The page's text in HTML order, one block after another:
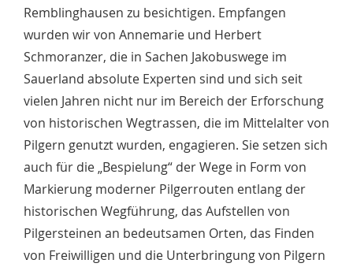
Remblinghausen zu besichtigen. Empfangen
wurden wir von Annemarie und Herbert
Schmoranzer, die in Sachen Jakobuswege im
Sauerland absolute Experten sind und sich seit
vielen Jahren nicht nur im Bereich der Erforschung
von historischen Wegtrassen, die im Mittelalter von
Pilgern genutzt wurden, engagieren. Sie setzen sich
auch für die „Bespielung“ der Wege in Form von
Markierung moderner Pilgerrouten entlang der
historischen Wegführung, das Aufstellen von
Pilgersteinen an bedeutsamen Orten, das Finden
von Freiwilligen und die Unterbringung von Pilgern